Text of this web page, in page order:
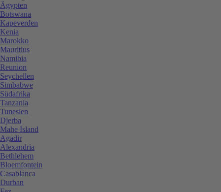
Ägypten
Botswana
Kapeverden
Kenia
Marokko
Mauritius
Namibia
Reunion
Seychellen
Simbabwe
Südafrika
Tanzania
Tunesien
Djerba
Mahe Island
Agadir
Alexandria
Bethlehem
Bloemfontein
Casablanca
Durban